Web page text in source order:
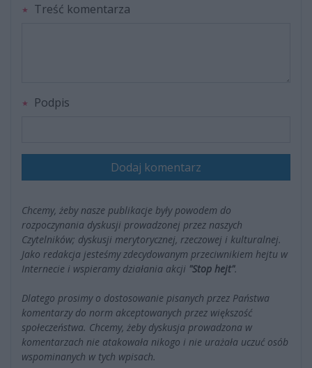
Treść komentarza
Podpis
Dodaj komentarz
Chcemy, żeby nasze publikacje były powodem do
rozpoczynania dyskusji prowadzonej przez naszych
Czytelników; dyskusji merytorycznej, rzeczowej i kulturalnej.
Jako redakcja jesteśmy zdecydowanym przeciwnikiem hejtu w
Internecie i wspieramy działania akcji "Stop hejt".
Dlatego prosimy o dostosowanie pisanych przez Państwa
komentarzy do norm akceptowanych przez większość
społeczeństwa. Chcemy, żeby dyskusja prowadzona w
komentarzach nie atakowała nikogo i nie urażała uczuć osób
wspominanych w tych wpisach.